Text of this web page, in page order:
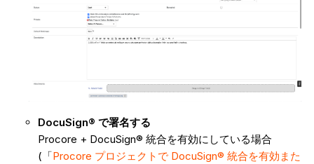
DocuSign® で署名する
Procore + DocuSign® 統合を有効にしている場合
(「Procore プロジェクトで DocuSign® 統合を有効また